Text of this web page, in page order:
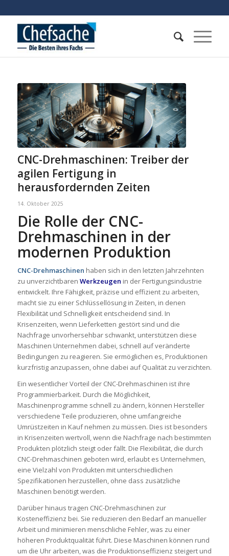
CNC-Drehmaschinen: Treiber der
agilen Fertigung in
herausfordernden Zeiten
14. Oktober 2025
Die Rolle der CNC-
Drehmaschinen in der
modernen Produktion
CNC-Drehmaschinen haben sich in den letzten Jahrzehnten
zu unverzichtbaren Werkzeugen in der Fertigungsindustrie
entwickelt. Ihre Fähigkeit, präzise und effizient zu arbeiten,
macht sie zu einer Schlüssellösung in Zeiten, in denen
Flexibilität und Schnelligkeit entscheidend sind. In
Krisenzeiten, wenn Lieferketten gestört sind und die
Nachfrage unvorhersehbar schwankt, unterstützen diese
Maschinen Unternehmen dabei, schnell auf veränderte
Bedingungen zu reagieren. Sie ermöglichen es, Produktionen
kurzfristig anzupassen, ohne dabei auf Qualität zu verzichten.
Ein wesentlicher Vorteil der CNC-Drehmaschinen ist ihre
Programmierbarkeit. Durch die Möglichkeit,
Maschinenprogramme schnell zu ändern, können Hersteller
verschiedene Teile produzieren, ohne umfangreiche
Umrüstzeiten in Kauf nehmen zu müssen. Dies ist besonders
in Krisenzeiten wertvoll, wenn die Nachfrage nach bestimmten
Produkten plötzlich steigt oder fällt. Die Flexibilität, die durch
CNC-Drehmaschinen geboten wird, erlaubt es Unternehmen,
eine Vielzahl von Produkten mit unterschiedlichen
Spezifikationen herzustellen, ohne dass zusätzliche
Maschinen benötigt werden.
Darüber hinaus tragen CNC-Drehmaschinen zur
Kosteneffizienz bei. Sie reduzieren den Bedarf an manueller
Arbeit und minimieren menschliche Fehler, was zu einer
höheren Produktqualität führt. Diese Maschinen können rund
um die Uhr arbeiten, was die Produktionseffizienz steigert und